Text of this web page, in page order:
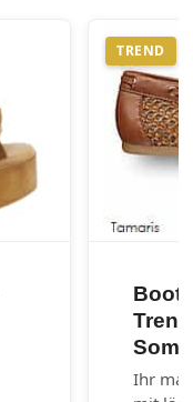
TREND
Ihr